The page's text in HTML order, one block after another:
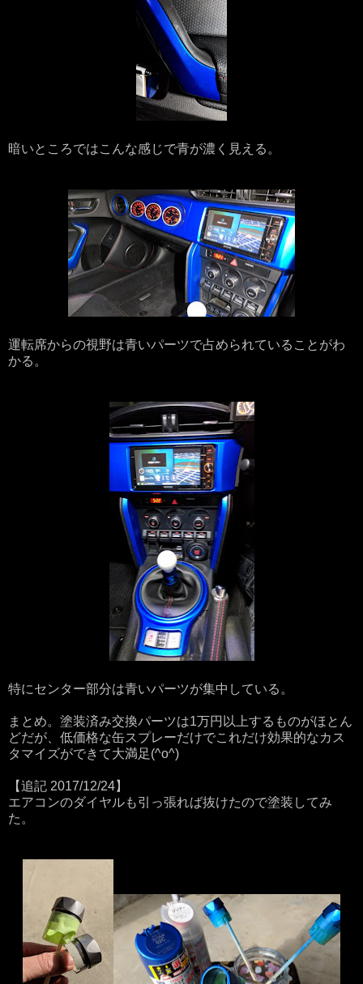
暗いところではこんな感じで青が濃く見える。
運転席からの視野は青いパーツで占められていることがわ
かる。
特にセンター部分は青いパーツが集中している。
まとめ。塗装済み交換パーツは1万円以上するものがほとん
どだが、低価格な缶スプレーだけでこれだけ効果的なカス
タマイズができて大満足(^o^)
【追記 2017/12/24】
エアコンのダイヤルも引っ張れば抜けたので塗装してみ
た。